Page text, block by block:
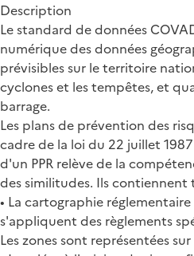
Description
Le standard de données
numérique des données
prévisibles sur le territoire
cyclones et les tempêtes, et
barrage.
Les plans de prévention des
cadre de la loi du 22 juillet
d'un PPR relève de la
des similitudes. Ils
• La cartographie
s'appliquent des règlements
Les zones sont représentées